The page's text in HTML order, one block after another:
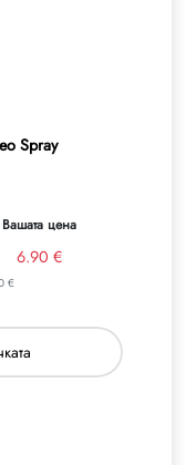
Spray
Вашата цена
6.90 €
€